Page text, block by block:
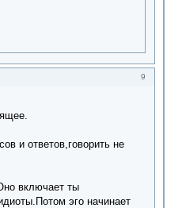
9
в происходящее.
и ответов,говорить не
как обычно.
включает ты
эго начинает